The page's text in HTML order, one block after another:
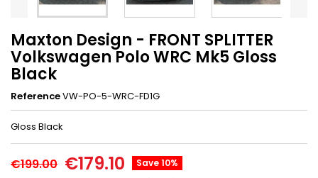
Maxton Design - FRONT SPLITTER
Volkswagen Polo WRC Mk5 Gloss
Black
ReferenceVW-PO-5-WRC-FD1G
Gloss Black
€199.00 €179.10 Save 10%